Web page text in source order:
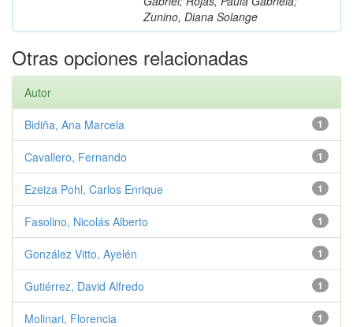
Zunino, Diana Solange
Otras opciones relacionadas
Autor
1
Bidiña, Ana Marcela
1
Cavallero, Fernando
1
Ezeiza Pohl, Carlos Enrique
1
Fasolino, Nicolás Alberto
1
González Vitto, Ayelén
1
Gutiérrez, David Alfredo
1
Molinari, Florencia